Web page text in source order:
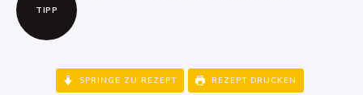
TIPP
SPRINGE ZU REZEPT REZEPT DRUCKEN